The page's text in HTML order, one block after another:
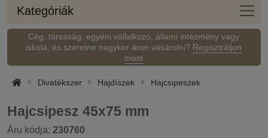
Kategóriák
Cég, társaság, egyéni vállalkozó, állami intézmény vagy
iskola, és szeretne nagyker áron vásárolni? Regisztráljon
most
Divatékszer Hajdíszek Hajcsipeszek
Hajcsipesz 45x75 mm
Áru kódja: 230760